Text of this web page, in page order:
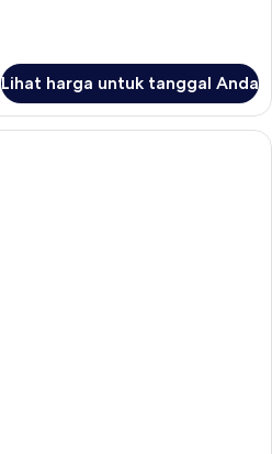
Lihat harga untuk tanggal Anda